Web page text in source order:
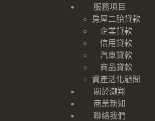
服務項目
房屋二胎貸款
企業貸款
信用貸款
汽車貸款
商品貸款
資產活化顧問
關於瀧翔
商業新知
聯絡我們